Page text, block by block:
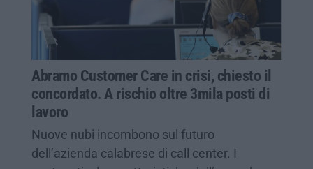
Abramo Customer Care in crisi, chiesto il
concordato. A rischio oltre 3mila posti di
lavoro
Nuove nubi incombono sul futuro
dell’azienda calabrese di call center. I